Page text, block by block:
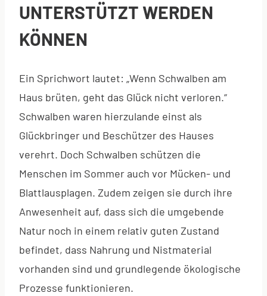
UNTERSTÜTZT WERDEN
KÖNNEN
Ein Sprichwort lautet: „Wenn Schwalben am
Haus brüten, geht das Glück nicht verloren.“
Schwalben waren hierzulande einst als
Glückbringer und Beschützer des Hauses
verehrt. Doch Schwalben schützen die
Menschen im Sommer auch vor Mücken- und
Blattlausplagen. Zudem zeigen sie durch ihre
Anwesenheit auf, dass sich die umgebende
Natur noch in einem relativ guten Zustand
befindet, dass Nahrung und Nistmaterial
vorhanden sind und grundlegende ökologische
Prozesse funktionieren.